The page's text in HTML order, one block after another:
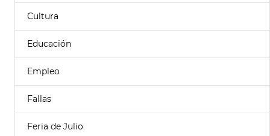
Cultura
Educación
Empleo
Fallas
Feria de Julio